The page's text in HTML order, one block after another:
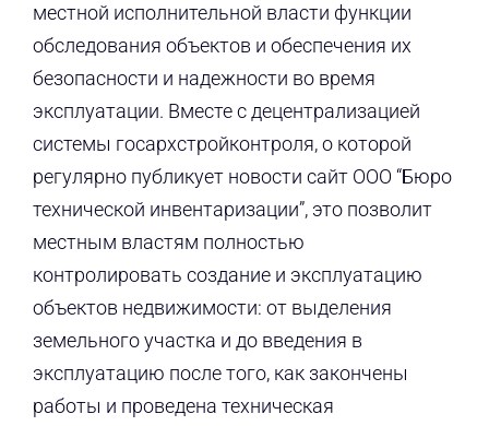
местной исполнительной власти функции
обследования объектов и обеспечения их
безопасности и надежности во время
эксплуатации. Вместе с децентрализацией
системы госархстройконтроля, о которой
регулярно публикует новости сайт ООО “Бюро
технической инвентаризации”, это позволит
местным властям полностью
контролировать создание и эксплуатацию
объектов недвижимости: от выделения
земельного участка и до введения в
эксплуатацию после того, как закончены
работы и проведена техническая